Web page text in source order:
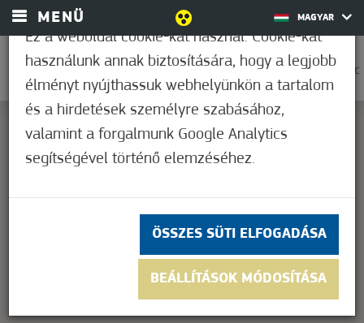
MENÜ MAGYAR
0
37,2°C
This page can't load Google Maps correctly.
Do you own this website? OK
Ez a weboldal cookie-kat használ. Cookie-kat
használunk annak biztosítására, hogy a legjobb
élményt nyújthassuk webhelyünkön a tartalom
és a hirdetések személyre szabásához,
valamint a forgalmunk Google Analytics
segítségével történő elemzéséhez.
ÖSSZES SÜTI ELFOGADÁSA
BEÁLLÍTÁSOK MÓDOSÍTÁSA